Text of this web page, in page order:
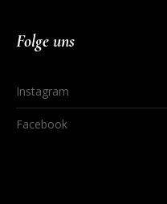
Folge uns
Instagram
Facebook